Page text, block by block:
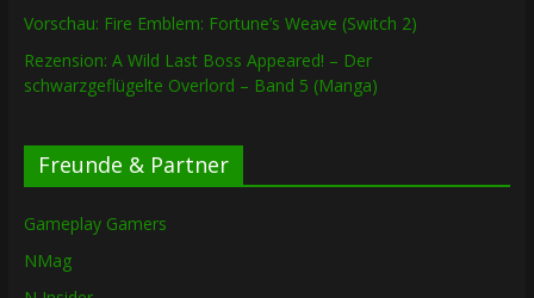
Vorschau: Fire Emblem: Fortune’s Weave (Switch 2)
Rezension: A Wild Last Boss Appeared! – Der
schwarzgeflügelte Overlord – Band 5 (Manga)
Freunde & Partner
Gameplay Gamers
NMag